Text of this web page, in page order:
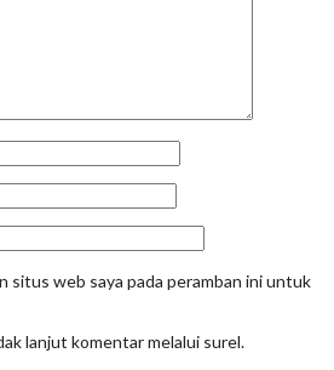
situs web saya pada peramban ini untuk
lanjut komentar melalui surel.